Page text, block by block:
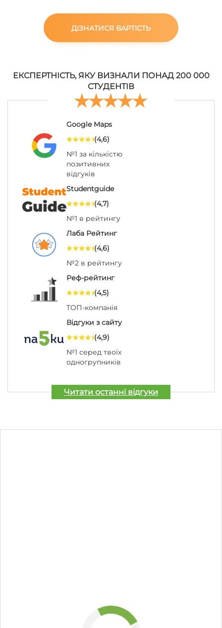
ДІЗНАТИСЯ ВАРТІСТЬ
ЕКСПЕРТНІСТЬ, ЯКУ ВИЗНАЛИ ПОНАД 200 000
СТУДЕНТІВ
Google Maps
(4,6)
№1 за кількістю
позитивних
відгуків
Studentguide
(4,7)
№1 в рейтингу
Лаба Рейтинг
(4,6)
№2 в рейтингу
Реф-рейтинг
(4,5)
ТОП-компанія
Відгуки з сайту
(4,9)
№1 серед твоїх
одногрупників
Читати останні відгуки